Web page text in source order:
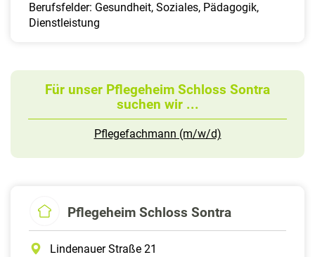
Berufsfelder: Gesundheit, Soziales, Pädagogik,
Dienstleistung
Für unser Pflegeheim Schloss Sontra
suchen wir ...
Pflegefachmann (m/w/d)
Pflegeheim Schloss Sontra
Lindenauer Straße 21